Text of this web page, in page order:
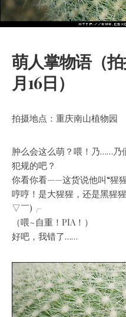
萌人掌物语（
月16日）
拍摄地点：重庆南山植物园
肿么会这么萌？喂！乃……乃
犯规的吧？
你看你看——这货说他叫“猩猩
哼哼！是大猩猩，还是黑猩
▽￣)╭
（喂~自重！PIA！）
好吧，我错了……